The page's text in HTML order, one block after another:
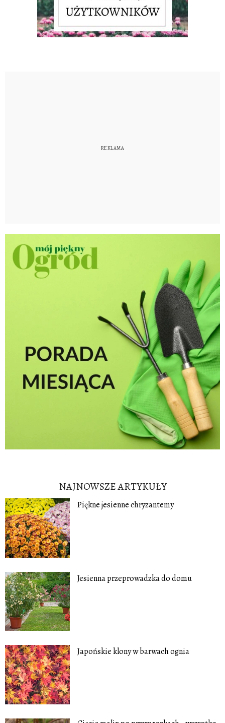
NAJNOWSZE ARTYKUŁY
Piękne jesienne chryzantemy
Jesienna przeprowadzka do domu
Japońskie klony w barwach ognia